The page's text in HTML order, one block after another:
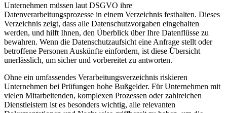
Unternehmen müssen laut DSGVO ihre
Datenverarbeitungsprozesse in einem Verzeichnis festhalten. Dieses
Verzeichnis zeigt, dass alle Datenschutzvorgaben eingehalten
werden, und hilft Ihnen, den Überblick über Ihre Datenflüsse zu
bewahren. Wenn die Datenschutzaufsicht eine Anfrage stellt oder
betroffene Personen Auskünfte einfordern, ist diese Übersicht
unerlässlich, um sicher und vorbereitet zu antworten.
Ohne ein umfassendes Verarbeitungsverzeichnis riskieren
Unternehmen bei Prüfungen hohe Bußgelder. Für Unternehmen mit
vielen Mitarbeitenden, komplexen Prozessen oder zahlreichen
Dienstleistern ist es besonders wichtig, alle relevanten